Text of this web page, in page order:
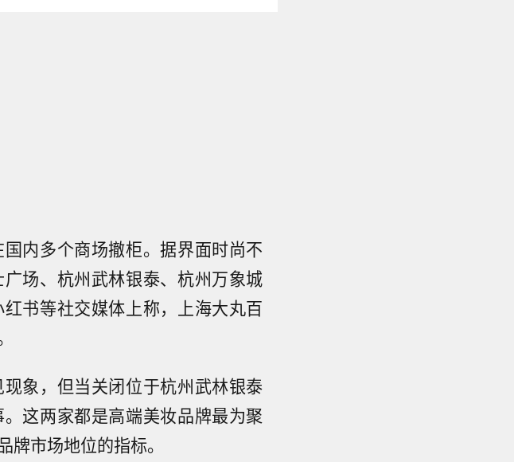
内多个商场撤柜。据界面时尚不
场、杭州武林银泰、杭州万象城
书等社交媒体上称，上海大丸百
象，但当关闭位于杭州武林银泰
这两家都是高端美妆品牌最为聚
市场地位的指标。